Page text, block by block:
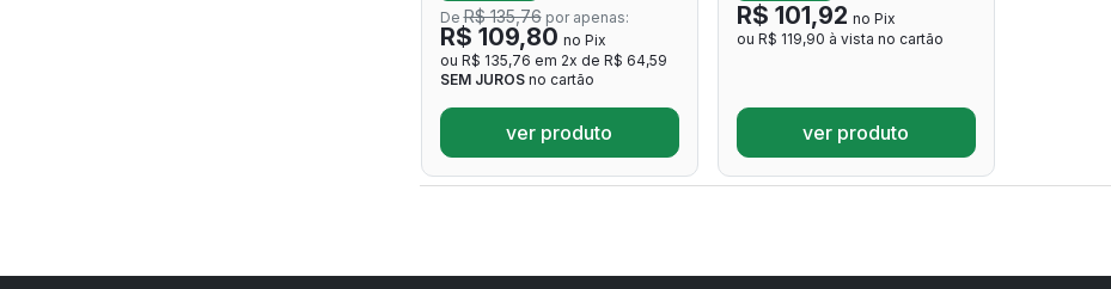
DeR$ 135,76por apenas:
R$ 109,80 no Pix
ou R$ 135,76 em 2x de R$ 64,59
SEM JUROSno cartão
ver produto
R$ 101,92 no Pix
ou R$ 119,90 à vista no cartão
ver produto